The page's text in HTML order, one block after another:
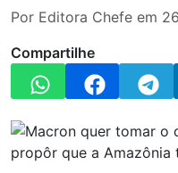
Por Editora Chefe em
Compartilhe